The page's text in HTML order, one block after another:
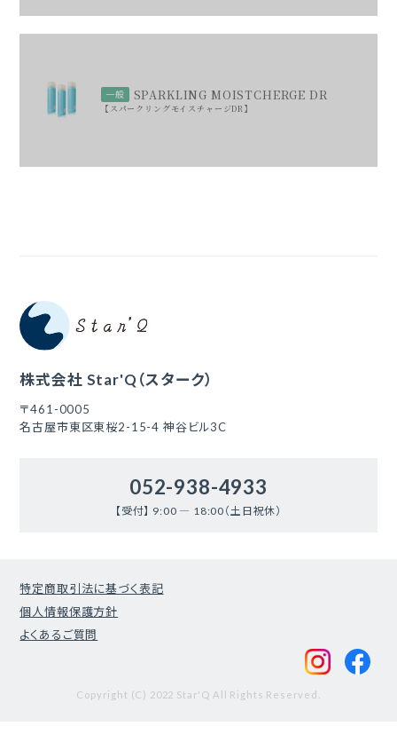
一般 SPARKLING MOISTCHERGE DR
スパークリングモイスチャージDR
株式会社 Star'Q（スターク）
〒461-0005
名古屋市東区東桜2-15-4 神谷ビル3C
052-938-4933
【受付】 9:00 ― 18:00（土日祝休）
特定商取引法に基づく表記
個人情報保護方針
よくあるご質問
Copyright (C) 2022 Star'Q All Rights Reserved.